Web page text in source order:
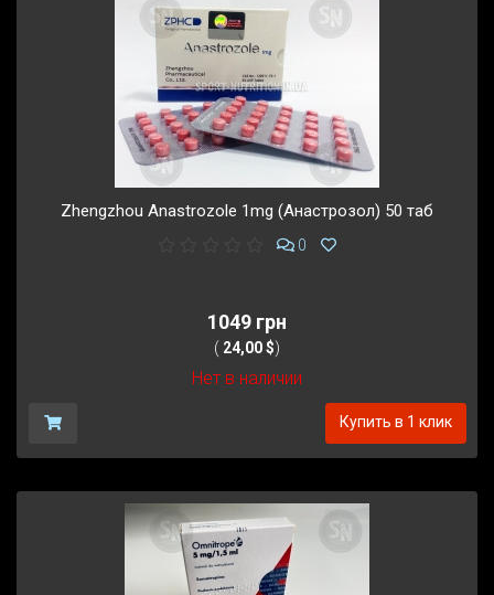
Zhengzhou Anastrozole 1mg (Анастрозол) 50 таб
0
1049 грн
( 24,00 $)
Нет в наличии
Купить в 1 клик